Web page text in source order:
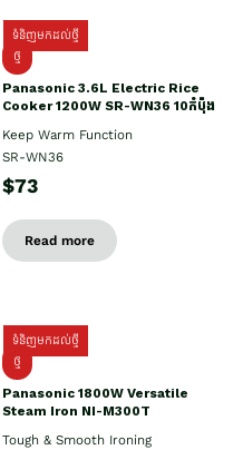
ទំនិញមកដល់ថ្មី
ថ្មី
Panasonic 3.6L Electric Rice
Cooker 1200W SR-WN36 10កំប៉ុង
Keep Warm Function
SR-WN36
$73
Read more
ទំនិញមកដល់ថ្មី
ថ្មី
Panasonic 1800W Versatile
Steam Iron NI-M300T
Tough & Smooth Ironing